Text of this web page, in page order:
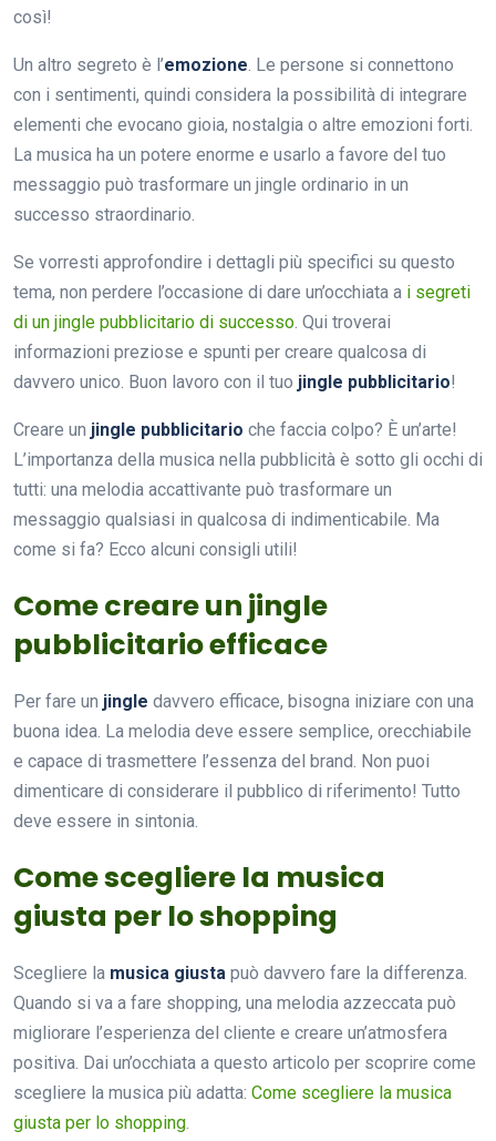
così!
Un altro segreto è l’emozione. Le persone si connettono
con i sentimenti, quindi considera la possibilità di integrare
elementi che evocano gioia, nostalgia o altre emozioni forti.
La musica ha un potere enorme e usarlo a favore del tuo
messaggio può trasformare un jingle ordinario in un
successo straordinario.
Se vorresti approfondire i dettagli più specifici su questo
tema, non perdere l’occasione di dare un’occhiata a i segreti
di un jingle pubblicitario di successo. Qui troverai
informazioni preziose e spunti per creare qualcosa di
davvero unico. Buon lavoro con il tuo jingle pubblicitario!
Creare un jingle pubblicitario che faccia colpo? È un’arte!
L’importanza della musica nella pubblicità è sotto gli occhi di
tutti: una melodia accattivante può trasformare un
messaggio qualsiasi in qualcosa di indimenticabile. Ma
come si fa? Ecco alcuni consigli utili!
Come creare un jingle
pubblicitario efficace
Per fare un jingle davvero efficace, bisogna iniziare con una
buona idea. La melodia deve essere semplice, orecchiabile
e capace di trasmettere l’essenza del brand. Non puoi
dimenticare di considerare il pubblico di riferimento! Tutto
deve essere in sintonia.
Come scegliere la musica
giusta per lo shopping
Scegliere la musica giusta può davvero fare la differenza.
Quando si va a fare shopping, una melodia azzeccata può
migliorare l’esperienza del cliente e creare un’atmosfera
positiva. Dai un’occhiata a questo articolo per scoprire come
scegliere la musica più adatta: Come scegliere la musica
giusta per lo shopping.